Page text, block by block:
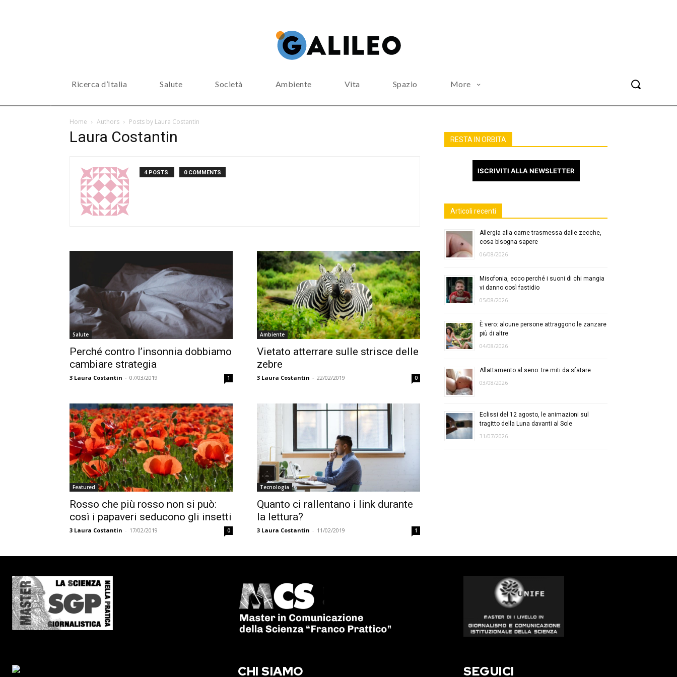
Ricerca d’Italia Salute Società Ambiente Vita Spazio More
Home Authors Posts by Laura Costantin
Laura Costantin
4 POSTS 0 COMMENTS
Salute
Perché contro l’insonnia dobbiamo
cambiare strategia
3 Laura Costantin - 07/03/2019 1
Ambiente
Vietato atterrare sulle strisce delle
zebre
3 Laura Costantin - 22/02/2019 0
Featured
Rosso che più rosso non si può:
così i papaveri seducono gli insetti
3 Laura Costantin - 17/02/2019 0
Tecnologia
Quanto ci rallentano i link durante
la lettura?
3 Laura Costantin - 11/02/2019 1
RESTA IN ORBITA
ISCRIVITI ALLA NEWSLETTER
Articoli recenti
Allergia alla carne trasmessa dalle zecche,
cosa bisogna sapere
06/08/2026
Misofonia, ecco perché i suoni di chi mangia
vi danno così fastidio
05/08/2026
È vero: alcune persone attraggono le zanzare
più di altre
04/08/2026
Allattamento al seno: tre miti da sfatare
03/08/2026
Eclissi del 12 agosto, le animazioni sul
tragitto della Luna davanti al Sole
31/07/2026
CHI SIAMO SEGUICI